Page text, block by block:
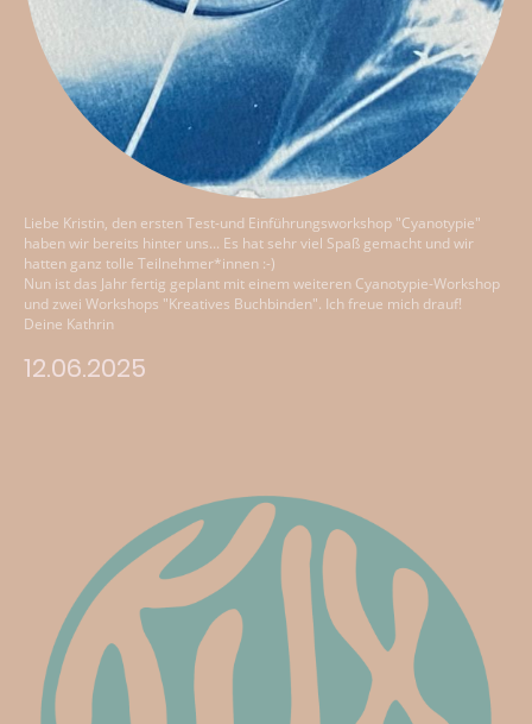
Liebe Kristin, den ersten Test-und Einführungsworkshop "Cyanotypie"
haben wir bereits hinter uns... Es hat sehr viel Spaß gemacht und wir
hatten ganz tolle Teilnehmer*innen :-)
Nun ist das Jahr fertig geplant mit einem weiteren Cyanotypie-Workshop
und zwei Workshops "Kreatives Buchbinden". Ich freue mich drauf!
Deine Kathrin
12.06.2025